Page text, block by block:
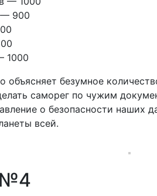
900
1000
объясняет безумное
саморег по чужим
о безопасности наших
всей.
№4